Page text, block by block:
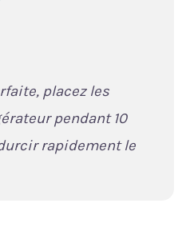
placez les
pendant 10
rapidement le